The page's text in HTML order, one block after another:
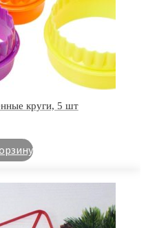
круги, 5 шт